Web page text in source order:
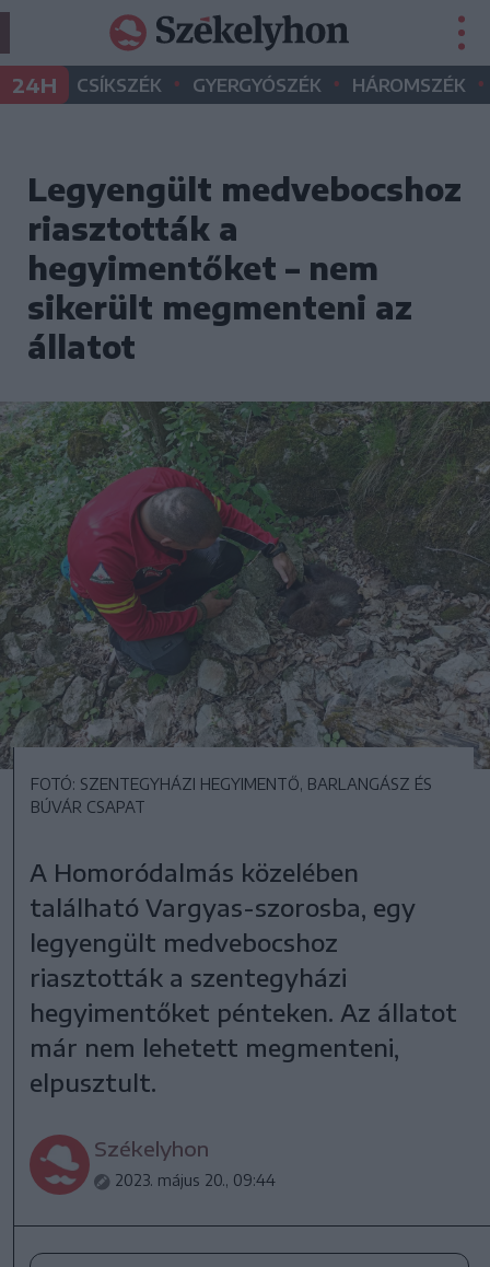
24H CSÍKSZÉK • GYERGYÓSZÉK • HÁROMSZÉK •
Legyengült medvebocshoz
riasztották a
hegyimentőket – nem
sikerült megmenteni az
állatot
FOTÓ: SZENTEGYHÁZI HEGYIMENTŐ, BARLANGÁSZ ÉS
BÚVÁR CSAPAT
A Homoródalmás közelében
található Vargyas-szorosba, egy
legyengült medvebocshoz
riasztották a szentegyházi
hegyimentőket pénteken. Az állatot
már nem lehetett megmenteni,
elpusztult.
Székelyhon
2023. május 20., 09:44